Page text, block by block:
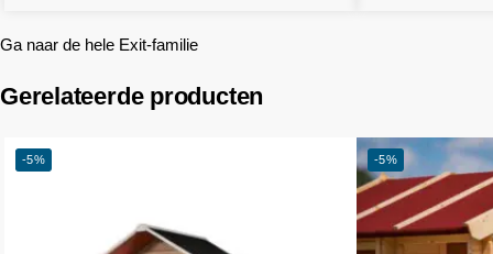
Ga naar de hele Exit-familie
Gerelateerde producten
-5% -5%